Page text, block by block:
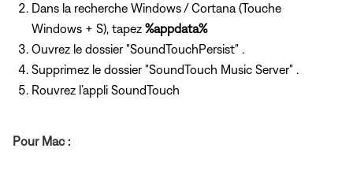
Dans la recherche Windows / Cortana (Touche
Windows + S), tapez %appdata%
Ouvrez le dossier "SoundTouchPersist" .
Supprimez le dossier "SoundTouch Music Server" .
Rouvrez l’appli SoundTouch
Pour Mac :